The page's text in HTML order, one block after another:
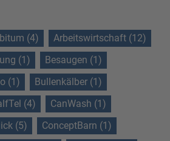
(4)
Arbeitswirtschaft (12)
(1)
Besaugen (1)
(1)
Bullenkälber (1)
(4)
CanWash (1)
(5)
ConceptBarn (1)